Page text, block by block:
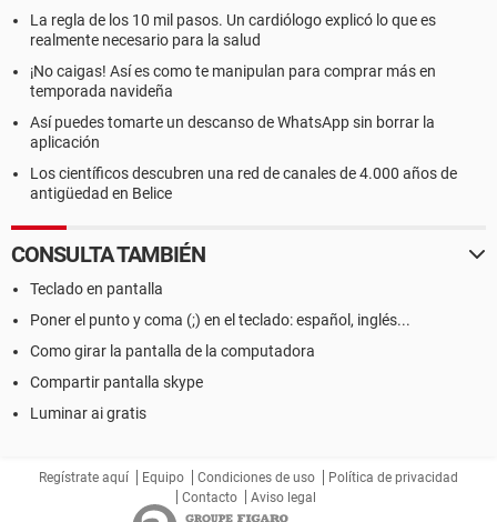
La regla de los 10 mil pasos. Un cardiólogo explicó lo que es
realmente necesario para la salud
¡No caigas! Así es como te manipulan para comprar más en
temporada navideña
Así puedes tomarte un descanso de WhatsApp sin borrar la
aplicación
Los científicos descubren una red de canales de 4.000 años de
antigüedad en Belice
CONSULTA TAMBIÉN
Teclado en pantalla
Poner el punto y coma (;) en el teclado: español, inglés...
Como girar la pantalla de la computadora
Compartir pantalla skype
Luminar ai gratis
Regístrate aquí Equipo Condiciones de uso
Política de privacidad
Contacto
Aviso legal